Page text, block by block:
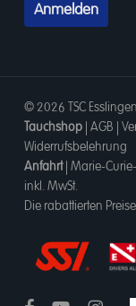
© 2026 TSC
Tauchshop| AGB
Widerrufsbelehrung
Anfahrt| Marie-
inkl. MwSt.
Die rabattierten